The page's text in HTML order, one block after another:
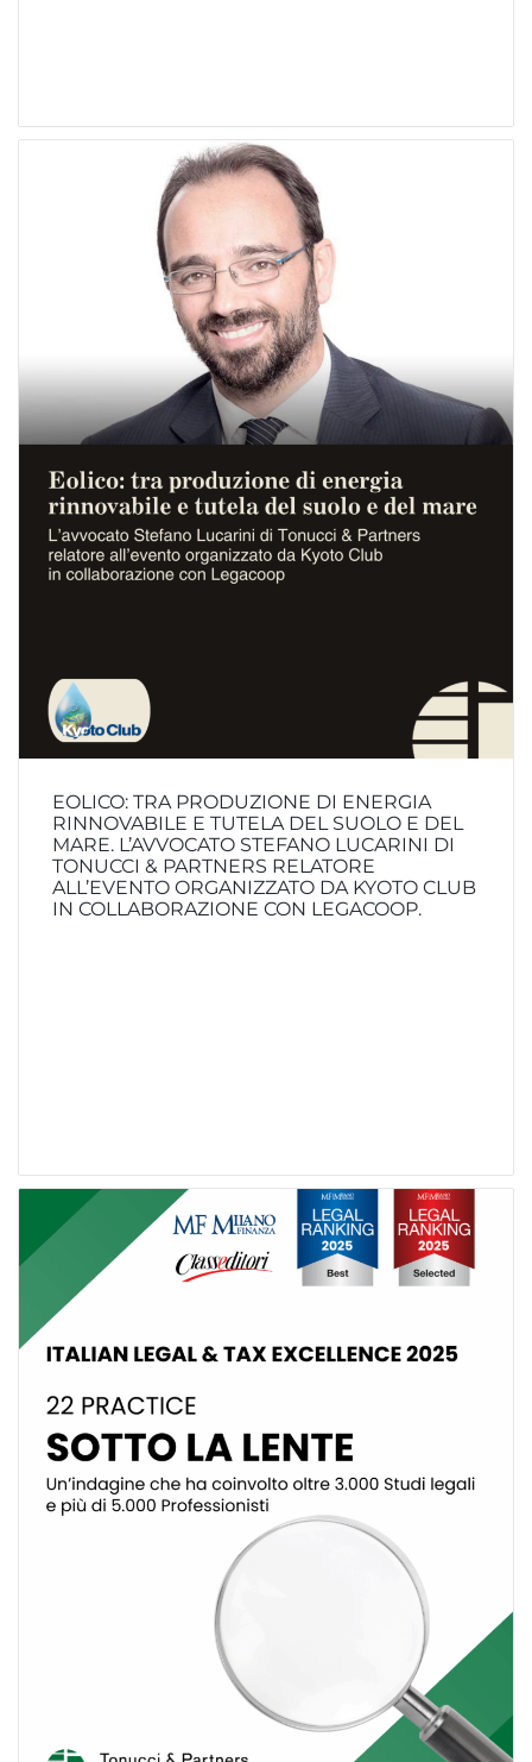
EOLICO: TRA PRODUZIONE DI ENERGIA
RINNOVABILE E TUTELA DEL SUOLO E DEL
MARE. L’AVVOCATO STEFANO LUCARINI DI
TONUCCI & PARTNERS RELATORE
ALL’EVENTO ORGANIZZATO DA KYOTO CLUB
IN COLLABORAZIONE CON LEGACOOP.